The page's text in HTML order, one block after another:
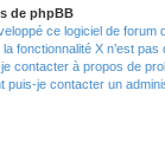
de phpBB
ce logiciel de forum
la fonctionnalité X n’est pas
contacter à propos de
puis-je contacter un